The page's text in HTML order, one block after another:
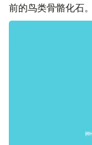
前的鸟类骨骼化石。